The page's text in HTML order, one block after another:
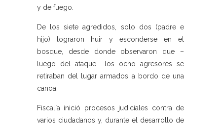
y de fuego.
De los siete agredidos, solo dos (padre e
hijo) lograron huir y esconderse en el
bosque, desde donde observaron que –
luego del ataque– los ocho agresores se
retiraban del lugar armados a bordo de una
canoa.
Fiscalía inició procesos judiciales contra de
varios ciudadanos y, durante el desarrollo de